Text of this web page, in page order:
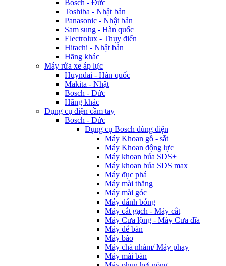
Bosch - Đức
Toshiba - Nhật bản
Panasonic - Nhật bản
Sam sung - Hàn quốc
Electrolux - Thụy điển
Hitachi - Nhật bản
Hãng khác
Máy rửa xe áp lực
Huyndai - Hàn quốc
Makita - Nhật
Bosch - Đức
Hãng khác
Dụng cụ điện cầm tay
Bosch - Đức
Dụng cụ Bosch dùng điện
Máy Khoan gỗ - sắt
Máy Khoan động lực
Máy khoan búa SDS+
Máy khoan búa SDS max
Máy đục phá
Máy mài thẳng
Máy mài góc
Máy đánh bóng
Máy cắt gạch - Máy cắt
Máy Cưa lộng - Máy Cưa đĩa
Máy để bàn
Máy bào
Máy chà nhám/ Máy phay
Máy mài bàn